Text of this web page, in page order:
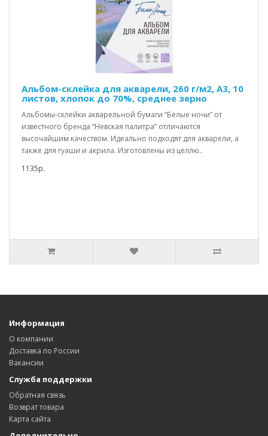
Альбом-склейка для акварели, 260 г/м2, А3, 10
листов, хлопок до 70%, среднее зерно
Альбомы-склейки акварельной бумаги “Белые ночи” от
известного бренда “Невская палитра” отличаются
высочайшим качеством. Идеально подходят для акварели, а
также для гуаши и акрила. Изготовлены из целлю..
1135р.
Информация
О компании
Доставка по России
Вакансии
Служба поддержки
Обратная связь
Возврат товара
Карта сайта